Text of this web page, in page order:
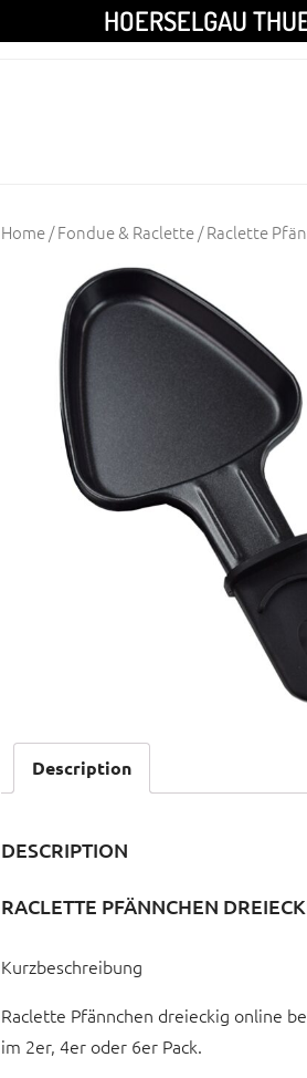
HOERSELGAU
Home/Fondue & Raclette/ Raclette
Description
DESCRIPTION
RACLETTE PFÄNNCHEN
Kurzbeschreibung
Raclette Pfännchen dreieckig online
im 2er, 4er oder 6er Pack.